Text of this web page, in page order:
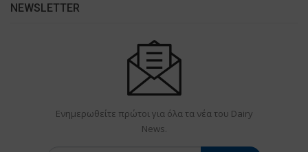
NEWSLETTER
Ενημερωθείτε πρώτοι για όλα τα νέα του Dairy
News.